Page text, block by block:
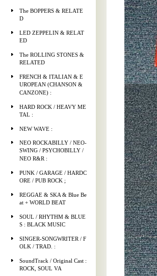
The BOPPERS & RELATE
D
LED ZEPPELIN & RELAT
ED
The ROLLING STONES &
RELATED
FRENCH & ITALIAN & E
UROPEAN (CHANSON &
CANZONE) :
HARD ROCK / HEAVY ME
TAL :
NEW WAVE :
NEO ROCKABILLY / NEO-
SWING / PSYCHOBILLY /
NEO R&R :
PUNK / GARAGE / HARDC
ORE / PUB ROCK ;
REGGAE & SKA & Blue Be
at + WORLD BEAT
SOUL / RHYTHM & BLUE
S : BLACK MUSIC
SINGER-SONGWRITER / F
OLK / TRAD. :
SoundTrack / Original Cast :
ROCK, SOUL VA